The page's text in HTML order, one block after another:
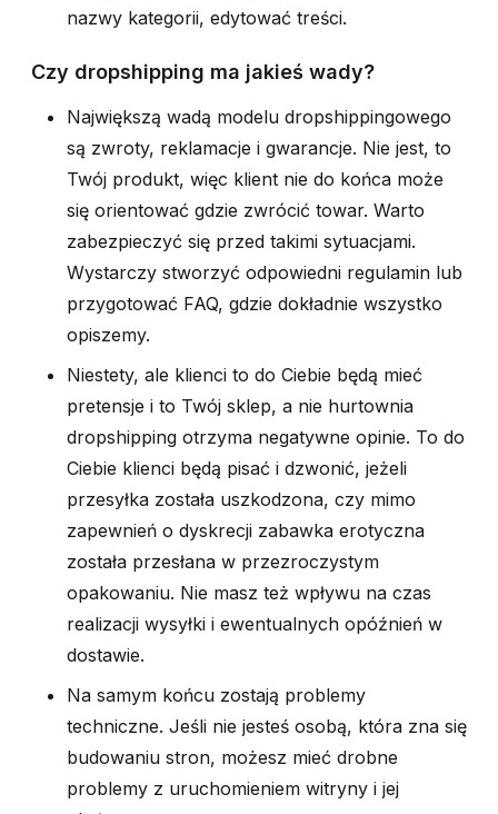
nazwy kategorii, edytować treści.
Czy dropshipping ma jakieś wady?
Największą wadą modelu dropshippingowego
są zwroty, reklamacje i gwarancje. Nie jest, to
Twój produkt, więc klient nie do końca może
się orientować gdzie zwrócić towar. Warto
zabezpieczyć się przed takimi sytuacjami.
Wystarczy stworzyć odpowiedni regulamin lub
przygotować FAQ, gdzie dokładnie wszystko
opiszemy.
Niestety, ale klienci to do Ciebie będą mieć
pretensje i to Twój sklep, a nie hurtownia
dropshipping otrzyma negatywne opinie. To do
Ciebie klienci będą pisać i dzwonić, jeżeli
przesyłka została uszkodzona, czy mimo
zapewnień o dyskrecji zabawka erotyczna
została przesłana w przezroczystym
opakowaniu. Nie masz też wpływu na czas
realizacji wysyłki i ewentualnych opóźnień w
dostawie.
Na samym końcu zostają problemy
techniczne. Jeśli nie jesteś osobą, która zna się
budowaniu stron, możesz mieć drobne
problemy z uruchomieniem witryny i jej